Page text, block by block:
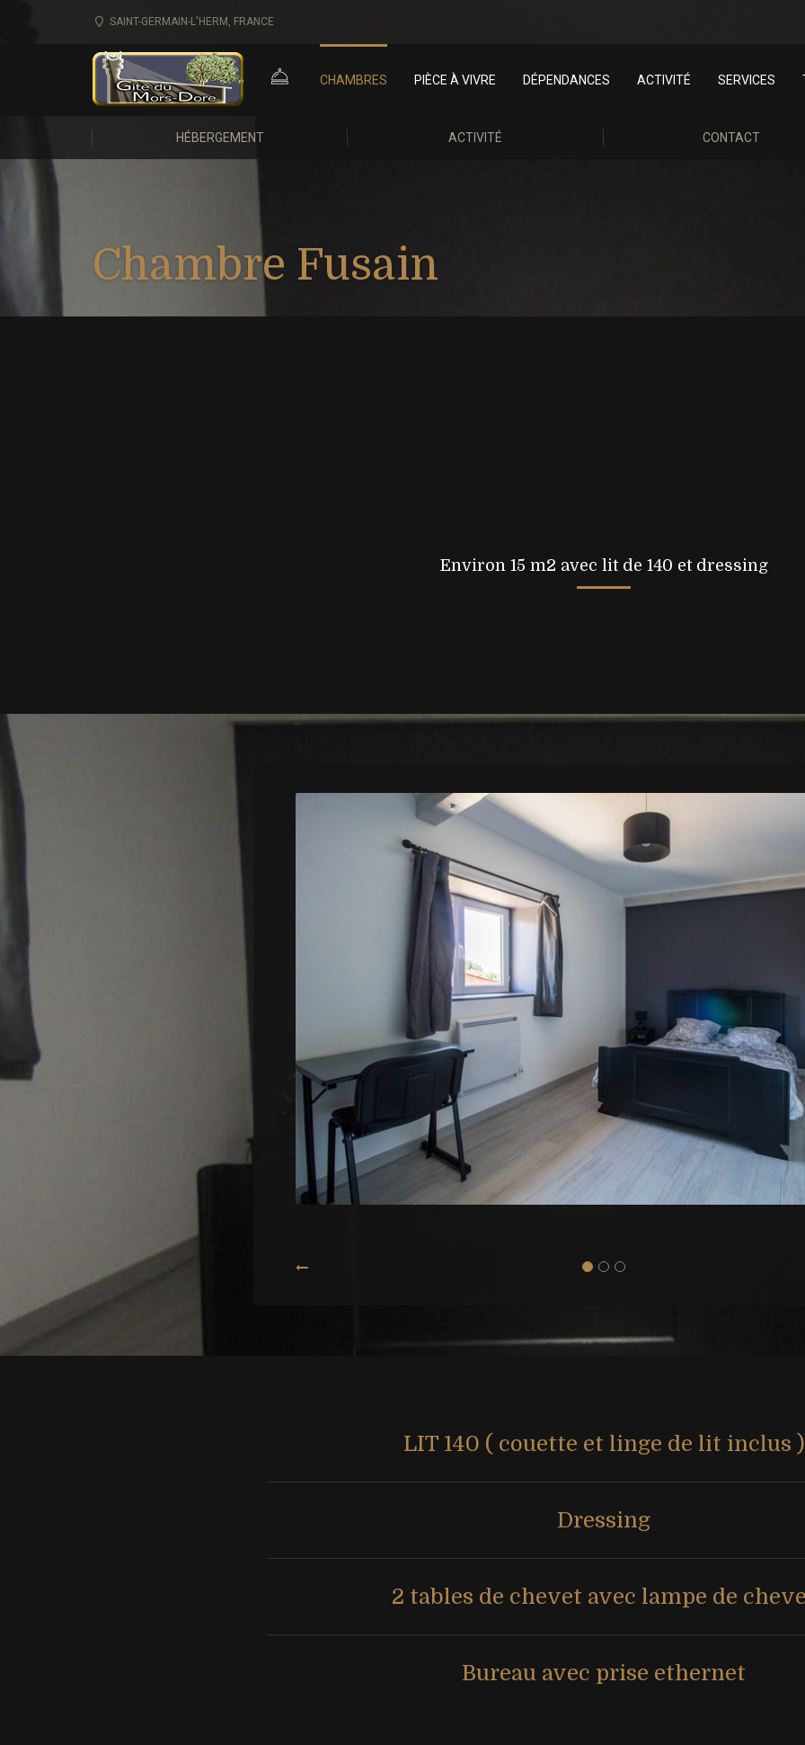
SAINT-GERMAIN-L'HERM, FRANCE
CHAMBRES PIÈCE À VIVRE DÉPENDANCES ACTIVITÉ SERVICES
HÉBERGEMENT ACTIVITÉ CONTACT
Chambre Fusain
Environ 15 m2 avec lit de 140 et dressing
LIT 140 ( couette et linge de lit inclus )
Dressing
2 tables de chevet avec lampe de
Bureau avec prise ethernet